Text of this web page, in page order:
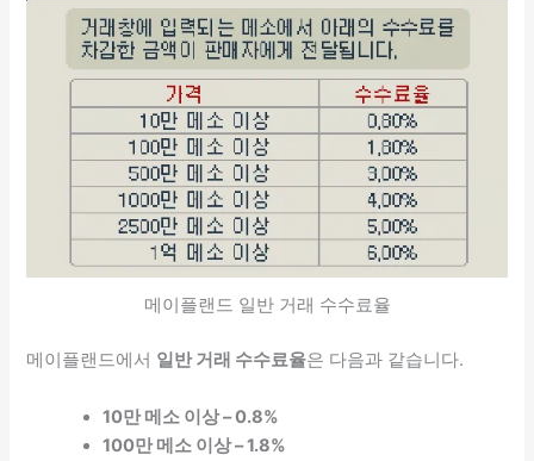
메이플랜드 일반 거래 수수료율
메이플랜드에서 일반 거래 수수료율은 다음과 같습니다.
10만 메소 이상 – 0.8%
100만 메소 이상 – 1.8%